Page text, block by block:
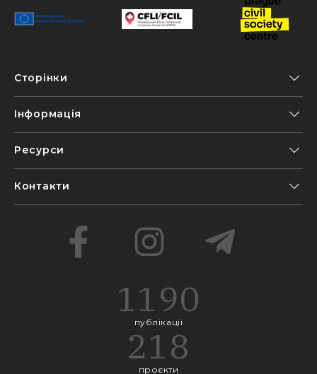
Сторінки
Інформація
Ресурси
Контакти
1190
публікації
218
проєкти